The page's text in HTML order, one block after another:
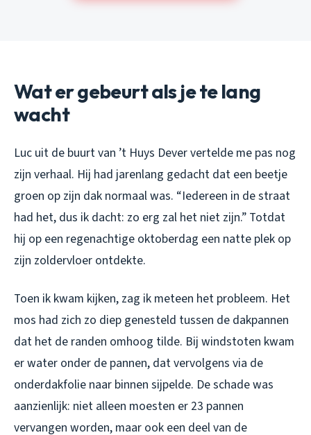
Wat er gebeurt als je te lang
wacht
Luc uit de buurt van ’t Huys Dever vertelde me pas nog
zijn verhaal. Hij had jarenlang gedacht dat een beetje
groen op zijn dak normaal was. “Iedereen in de straat
had het, dus ik dacht: zo erg zal het niet zijn.” Totdat
hij op een regenachtige oktoberdag een natte plek op
zijn zoldervloer ontdekte.
Toen ik kwam kijken, zag ik meteen het probleem. Het
mos had zich zo diep genesteld tussen de dakpannen
dat het de randen omhoog tilde. Bij windstoten kwam
er water onder de pannen, dat vervolgens via de
onderdakfolie naar binnen sijpelde. De schade was
aanzienlijk: niet alleen moesten er 23 pannen
vervangen worden, maar ook een deel van de